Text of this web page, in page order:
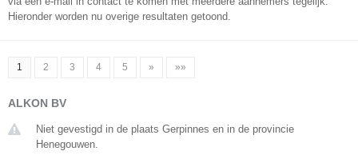
Hieronder worden nu overige resultaten getoond.
1 2 3 4 5 » »»
ALKON BV
Niet gevestigd in de plaats Gerpinnes en in de provincie
Henegouwen.